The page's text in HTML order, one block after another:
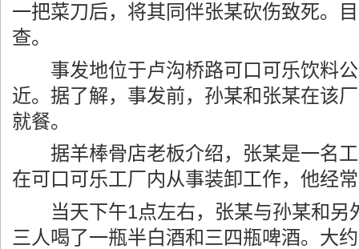
一把菜刀后，将其同伴张某砍伤致死。
查。
事发地位于卢沟桥路可口可乐饮料公
近。据了解，事发前，孙某和张某在该
就餐。
据羊棒骨店老板介绍，张某是一名工
在可口可乐工厂内从事装卸工作，他经
当天下午1点左右，张某与孙某和另
三人喝了一瓶半白酒和三四瓶啤酒。大